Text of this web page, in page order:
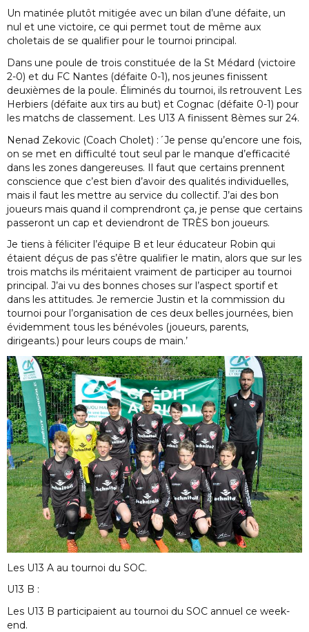
Un matinée plutôt mitigée avec un bilan d’une défaite, un
nul et une victoire, ce qui permet tout de même aux
choletais de se qualifier pour le tournoi principal.
Dans une poule de trois constituée de la St Médard (victoire
2-0) et du FC Nantes (défaite 0-1), nos jeunes finissent
deuxièmes de la poule. Éliminés du tournoi, ils retrouvent Les
Herbiers (défaite aux tirs au but) et Cognac (défaite 0-1) pour
les matchs de classement. Les U13 A finissent 8èmes sur 24.
Nenad Zekovic (Coach Cholet) :´Je pense qu’encore une fois,
on se met en difficulté tout seul par le manque d’efficacité
dans les zones dangereuses. Il faut que certains prennent
conscience que c’est bien d’avoir des qualités individuelles,
mais il faut les mettre au service du collectif. J’ai des bon
joueurs mais quand il comprendront ça, je pense que certains
passeront un cap et deviendront de TRÈS bon joueurs.
Je tiens à féliciter l’équipe B et leur éducateur Robin qui
étaient déçus de pas s’être qualifier le matin, alors que sur les
trois matchs ils méritaient vraiment de participer au tournoi
principal. J’ai vu des bonnes choses sur l’aspect sportif et
dans les attitudes. Je remercie Justin et la commission du
tournoi pour l’organisation de ces deux belles journées, bien
évidemment tous les bénévoles (joueurs, parents,
dirigeants.) pour leurs coups de main.’
Les U13 A au tournoi du SOC.
U13 B :
Les U13 B participaient au tournoi du SOC annuel ce week-
end.